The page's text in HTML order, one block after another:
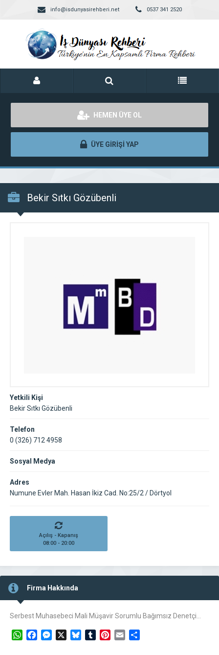
info@isdunyasirehberi.net 0537 341 2520
HEMEN ÜYE OL
ÜYE GİRİŞİ YAP
Bekir Sıtkı Gözübenli
Yetkili Kişi
Bekir Sıtkı Gözübenli
Telefon
0 (326) 712 4958
Sosyal Medya
Adres
Numune Evler Mah. Hasan İkiz Cad. No:25/2 / Dörtyol
Açılış - Kapanış
08:00 - 20:00
Firma Hakkında
Serbest Muhasebeci Mali Müşavir Sorumlu Bağımsız Denetçi…
WhatsAppFacebookMessengerBlueskyTumblrPinterest
Email